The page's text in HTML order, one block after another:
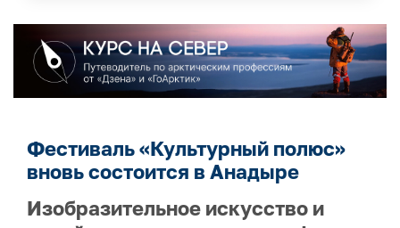
Фестиваль «Культурный полюс»
вновь состоится в Анадыре
Изобразительное искусство и